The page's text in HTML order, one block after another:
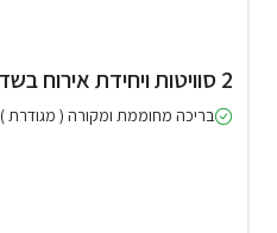
2 סוויטות ויחידת אירוח בשדה צבי
בריכה מחוממת ומקורה ( מגודרת )